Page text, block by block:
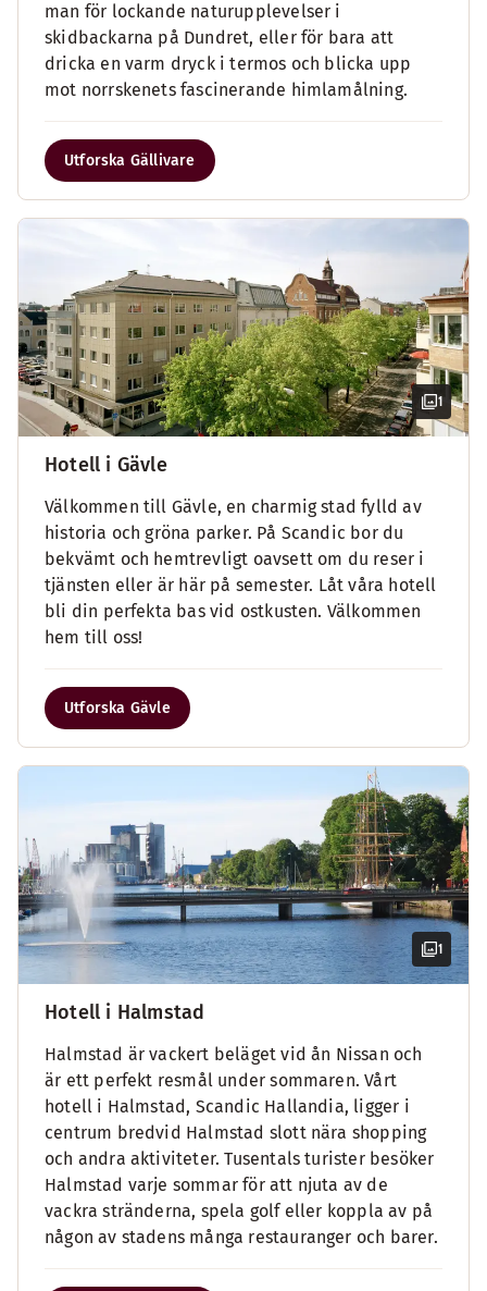
man för lockande naturupplevelser i
skidbackarna på Dundret, eller för bara att
dricka en varm dryck i termos och blicka upp
mot norrskenets fascinerande himlamålning.
Utforska Gällivare
1
Hotell i Gävle
Välkommen till Gävle, en charmig stad fylld av
historia och gröna parker. På Scandic bor du
bekvämt och hemtrevligt oavsett om du reser i
tjänsten eller är här på semester. Låt våra hotell
bli din perfekta bas vid ostkusten. Välkommen
hem till oss!
Utforska Gävle
1
Hotell i Halmstad
Halmstad är vackert beläget vid ån Nissan och
är ett perfekt resmål under sommaren. Vårt
hotell i Halmstad, Scandic Hallandia, ligger i
centrum bredvid Halmstad slott nära shopping
och andra aktiviteter. Tusentals turister besöker
Halmstad varje sommar för att njuta av de
vackra stränderna, spela golf eller koppla av på
någon av stadens många restauranger och barer.